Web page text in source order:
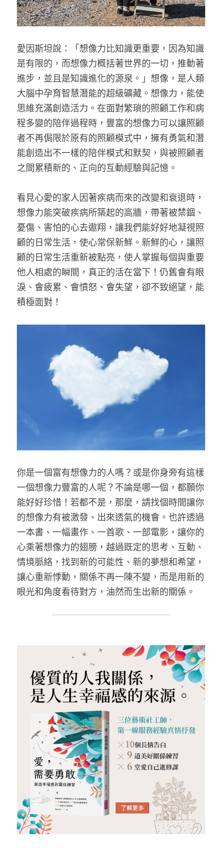
愛因斯坦說：「想像力比知識更重要，因為知識
是有限的，而想像力概括著世界的一切，推動著
進步，並且是知識進化的源泉。」想像，是人類
大腦中孕育智慧潛能的超級礦藏。想像力，能使
思維充滿創造活力。在面對繁瑣的照顧工作和病
程多變的陪伴過程時，豐富的想像力可以讓照顧
者不再侷限於原有的照顧模式中，擁有勇氣和潛
能創造出不一樣的陪伴模式和默契，與被照顧者
之間累積新的、正向的互動經驗與記憶。
看見心愛的家人因著疾病而來的改變和衰退時，
想像力能突破疾病所築起的高牆，帶著被禁錮、
憂傷、害怕的心去遨翔，讓我們能好好地凝視照
顧的日常生活，使心常保新鮮。新鮮的心，讓照
顧的日常生活重新被點亮，使人掌握每個與重要
他人相處的瞬間，真正的活在當下！仍舊會有眼
淚、會疲累、會憤怒、會失望，卻不致絕望，能
積極面對！
你是一個富有想像力的人嗎？或是你身旁有這樣
一個想像力豐富的人呢？不論是哪一個，都願你
能好好珍惜！若都不是，那麼，請找個時間讓你
的想像力有被激發、出來透氣的機會。也許透過
一本書、一幅畫作、一首歌、一部電影，讓你的
心乘著想像力的翅膀，越過既定的思考、互動、
情境脈絡，找到新的可能性、新的夢想和希望，
讓心重新悸動，關係不再一陳不變，而是用新的
眼光和角度看待對方，油然而生出新的關係。